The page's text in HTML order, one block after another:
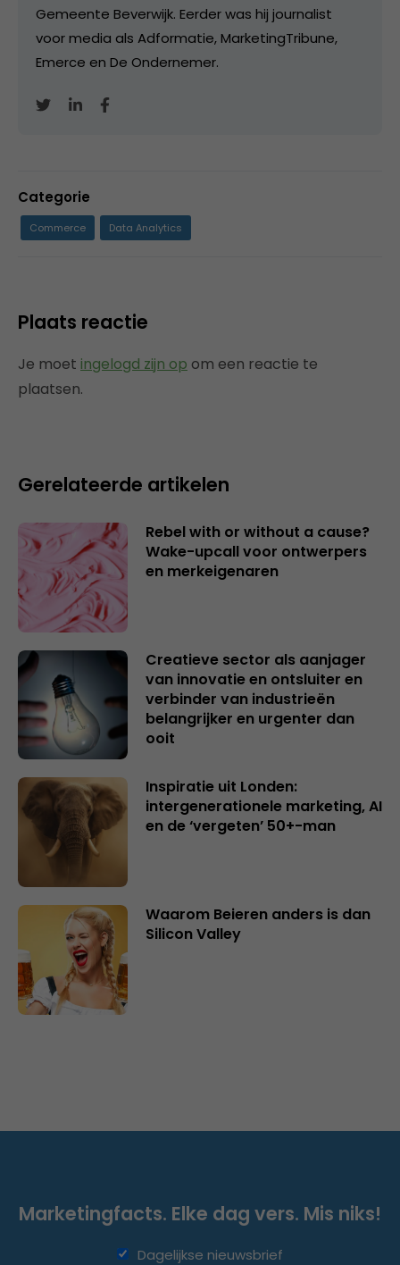
Gemeente Beverwijk. Eerder was hij journalist
voor media als Adformatie, MarketingTribune,
Emerce en De Ondernemer.
Categorie
Commerce Data Analytics
Plaats reactie
Je moet ingelogd zijn op om een reactie te
plaatsen.
Gerelateerde artikelen
Rebel with or without a cause?
Wake-upcall voor ontwerpers
en merkeigenaren
Creatieve sector als aanjager
van innovatie en ontsluiter en
verbinder van industrieën
belangrijker en urgenter dan
ooit
Inspiratie uit Londen:
intergenerationele marketing, AI
en de ‘vergeten’ 50+-man
Waarom Beieren anders is dan
Silicon Valley
Marketingfacts. Elke dag vers. Mis niks!
Dagelijkse nieuwsbrief